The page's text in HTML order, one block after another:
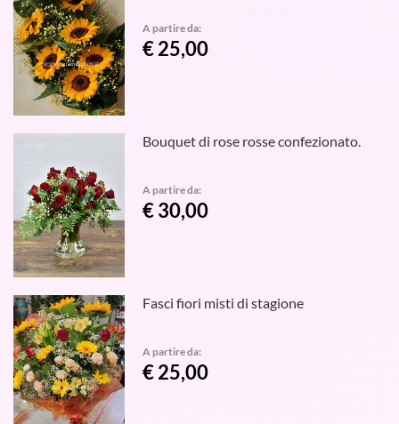
A partire da:
€ 25,00
Bouquet di rose rosse confezionato.
A partire da:
€ 30,00
Fasci fiori misti di stagione
A partire da:
€ 25,00